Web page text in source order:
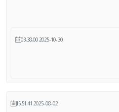
2025-10-30 03:38:00
2025-08-02 15:51:41